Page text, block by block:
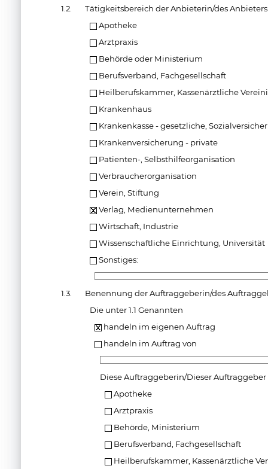
1.2.
Tätigkeitsbereich der Anbieterin/des Anbieters
Apotheke
Arztpraxis
Behörde oder Ministerium
Berufsverband, Fachgesellschaft
Heilberufskammer, Kassenärztliche
Krankenhaus
Krankenkasse - gesetzliche,
Krankenversicherung - private
Patienten-, Selbsthilfeorganisation
Verbraucherorganisation
Verein, Stiftung
Verlag, Medienunternehmen
Wirtschaft, Industrie
Wissenschaftliche Einrichtung, Universität
Sonstiges:
1.3.
Benennung der Auftraggeberin/des
Die unter 1.1 Genannten
handeln im eigenen Auftrag
handeln im Auftrag von
Diese Auftraggeberin/Dieser
Apotheke
Arztpraxis
Behörde, Ministerium
Berufsverband, Fachgesellschaft
Heilberufskammer, Kassenärztliche